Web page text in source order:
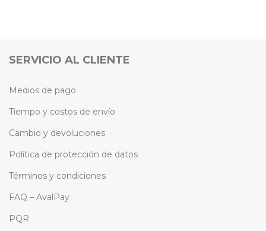
SERVICIO AL CLIENTE
Medios de pago
Tiempo y costos de envío
Cambio y devoluciones
Política de protección de datos
Términos y condiciones
FAQ – AvalPay
PQR